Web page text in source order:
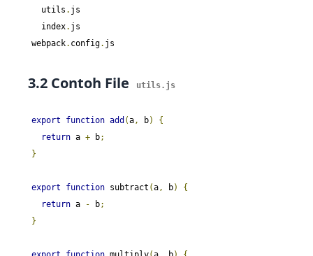
  utils
. js
  index
. js
webpack. config. js
3.2 Contoh File utils. js
export function add (a , b)
{
return a + b;
}
export function subtract (a , b)
{
return a - b;
}